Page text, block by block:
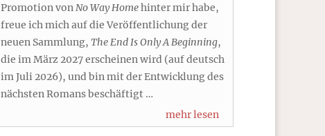
Promotion vonNo Way Homehinter mir habe,
freue ich mich auf die Veröffentlichung der
neuen Sammlung,The End Is Only A Beginning,
die im März 2027 erscheinen wird (auf deutsch
im Juli 2026), und bin mit der Entwicklung des
nächsten Romans beschäftigt …
mehr lesen